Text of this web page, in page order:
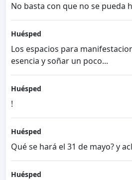
No basta con que no se pueda
Huésped
Los espacios para
esencia y soñar un poco...
Huésped
!
Huésped
Qué se hará el 31 de mayo? y
Huésped